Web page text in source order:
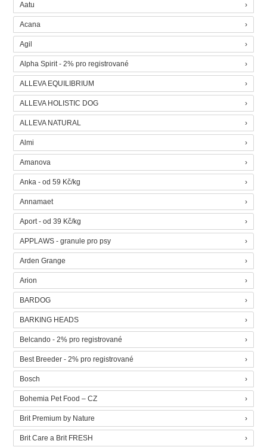
Aatu
Acana
Agil
Alpha Spirit - 2% pro registrované
ALLEVA EQUILIBRIUM
ALLEVA HOLISTIC DOG
ALLEVA NATURAL
Almi
Amanova
Anka - od 59 Kč/kg
Annamaet
Aport - od 39 Kč/kg
APPLAWS - granule pro psy
Arden Grange
Arion
BARDOG
BARKING HEADS
Belcando - 2% pro registrované
Best Breeder - 2% pro registrované
Bosch
Bohemia Pet Food – CZ
Brit Premium by Nature
Brit Care a Brit FRESH